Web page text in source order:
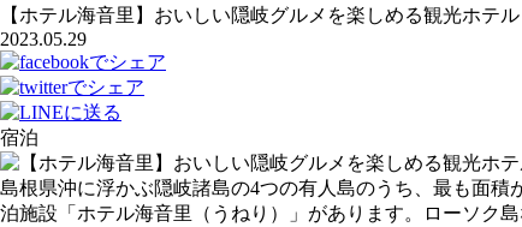
【ホテル海音里】おいしい隠岐グルメを楽しめる観光ホテル
2023.05.29
宿泊
島根県沖に浮かぶ隠岐諸島の4つの有人島のうち、最も面
泊施設「ホテル海音里（うねり）」があります。ローソク